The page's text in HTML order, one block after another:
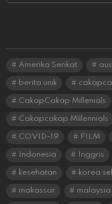
Amerika Serikat
berita unik
CakapCakap Millenials
Cakapcakap Millennials
COVID-19 FILM
Indonesia Inggris
kesehatan korea
makassar malaysia